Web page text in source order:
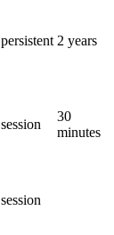
persistent 2 years
session
30
minutes
session